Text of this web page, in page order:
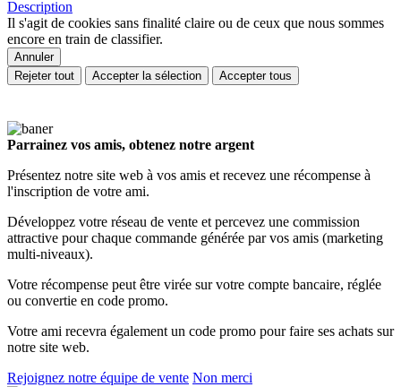
Description
Il s'agit de cookies sans finalité claire ou de ceux que nous sommes
encore en train de classifier.
Annuler
Rejeter tout
Accepter la sélection Accepter tous
Parrainez vos amis, obtenez notre argent
Présentez notre site web à vos amis et recevez une récompense à
l'inscription de votre ami.
Développez votre réseau de vente et percevez une commission
attractive pour chaque commande générée par vos amis (marketing
multi-niveaux).
Votre récompense peut être virée sur votre compte bancaire, réglée
ou convertie en code promo.
Votre ami recevra également un code promo pour faire ses achats sur
notre site web.
Rejoignez notre équipe de vente Non merci